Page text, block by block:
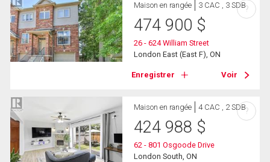
Maison en rangée 3 CAC , 3 SDB
474 900 $
26 - 624 William Street
London East (East F), ON
Enregistrer Voir
?
Maison en rangée 4 CAC , 2 SDB
424 988 $
62 - 801 Osgoode Drive
London South, ON
?